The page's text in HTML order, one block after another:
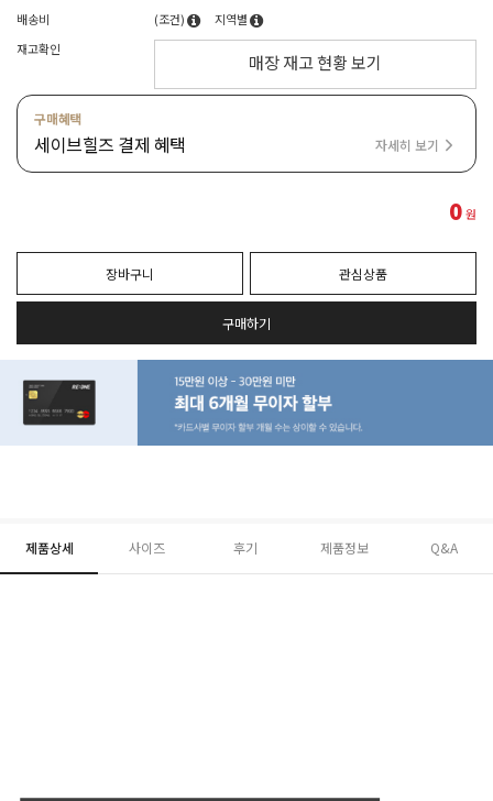
배송비
(조건)
지역별
재고확인
매장 재고 현황 보기
구매혜택
세이브힐즈 결제 혜택 자세히 보기
0원
장바구니 관심상품
구매하기
제품상세 사이즈 후기 제품정보 Q&A